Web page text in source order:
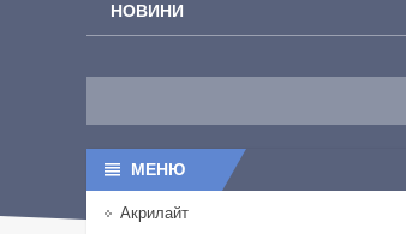
НОВИНИ
Акрилайт